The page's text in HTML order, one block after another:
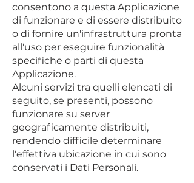
consentono a questa Applicazione
di funzionare e di essere distribuito
o di fornire un'infrastruttura pronta
all'uso per eseguire funzionalità
specifiche o parti di questa
Applicazione.
Alcuni servizi tra quelli elencati di
seguito, se presenti, possono
funzionare su server
geograficamente distribuiti,
rendendo difficile determinare
l'effettiva ubicazione in cui sono
conservati i Dati Personali.